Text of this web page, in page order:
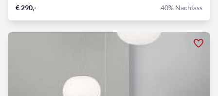
€ 290,- 40% Nachlass